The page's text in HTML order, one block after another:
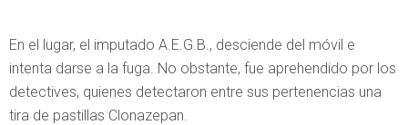
En el lugar, el imputado A.E.G.B., desciende del móvil e
intenta darse a la fuga. No obstante, fue aprehendido por los
detectives, quienes detectaron entre sus pertenencias una
tira de pastillas Clonazepan.